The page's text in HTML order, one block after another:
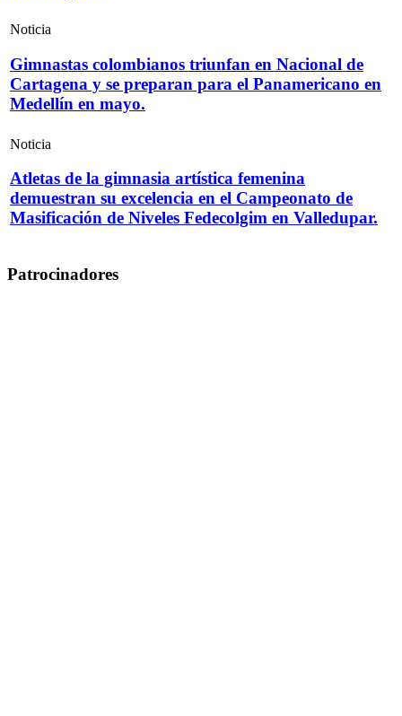
Noticia
Gimnastas colombianos triunfan en Nacional de
Cartagena y se preparan para el Panamericano en
Medellín en mayo.
Noticia
Atletas de la gimnasia artística femenina
demuestran su excelencia en el Campeonato de
Masificación de Niveles Fedecolgim en Valledupar.
Patrocinadores